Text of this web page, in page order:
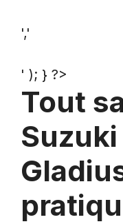
','
' ); } ?>
Tout